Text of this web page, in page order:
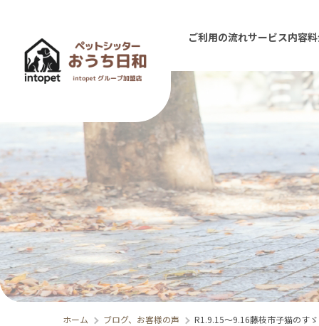
ご利用の流れサービス内容
ホーム ブログ、お客様の声 R1.9.15〜9.16藤枝市子猫のす